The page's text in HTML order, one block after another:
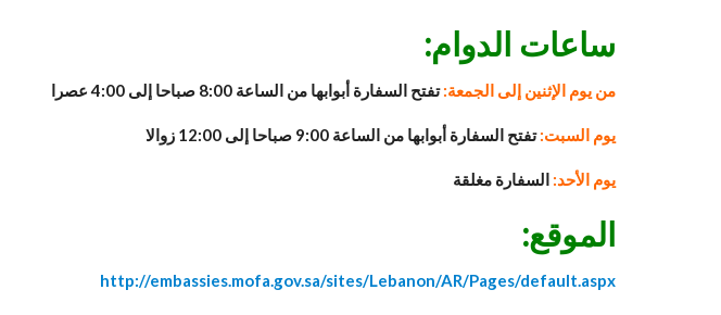
ساعات الدوام:
من يوم الإثنين إلى الجمعة:تفتح السفارة أبوابها من الساعة 8:00 صباحا إلى 4:00 عصرا
يوم السبت:تفتح السفارة أبوابها من الساعة 9:00 صباحا إلى 12:00 زوالا
يوم الأحد: السفارة مغلقة
الموقع:
http://embassies.mofa.gov.sa/sites/Lebanon/AR/Pages/default.aspx